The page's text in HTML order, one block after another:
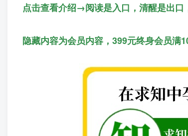
点击查看介绍→阅读是入口，清醒是出口
隐藏内容为会员内容，399元终身会员满